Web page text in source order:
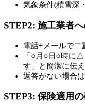
気象条件(積雪深
STEP2: 施工業者
電話+メールで二
「○月○日○時に
す」と簡潔に伝
返答がない場合
STEP3: 保険適用